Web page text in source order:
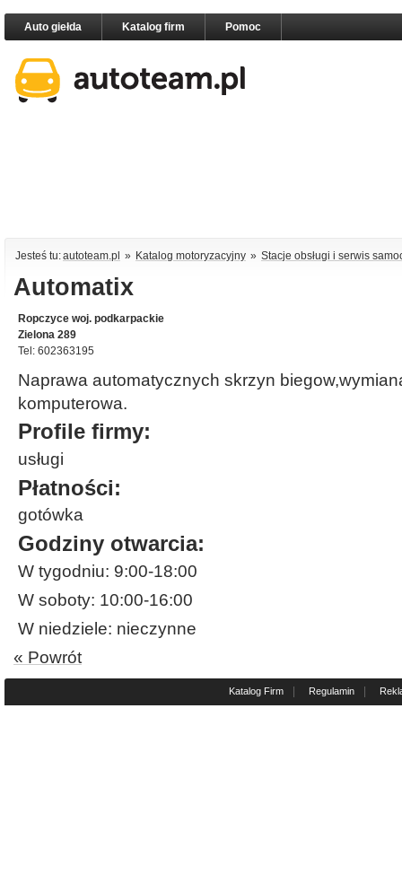
Auto giełda Katalog firm Pomoc
Jesteś tu:autoteam.pl » Katalog motoryzacyjny » Stacje obsługi i serwis
Automatix
Ropczyce woj. podkarpackie
Zielona 289
Tel: 602363195
Naprawa automatycznych skrzyn
komputerowa.
Profile firmy:
usługi
Płatności:
gotówka
Godziny otwarcia:
W tygodniu: 9:00-18:00
W soboty: 10:00-16:00
W niedziele: nieczynne
« Powrót
Katalog Firm Regulamin